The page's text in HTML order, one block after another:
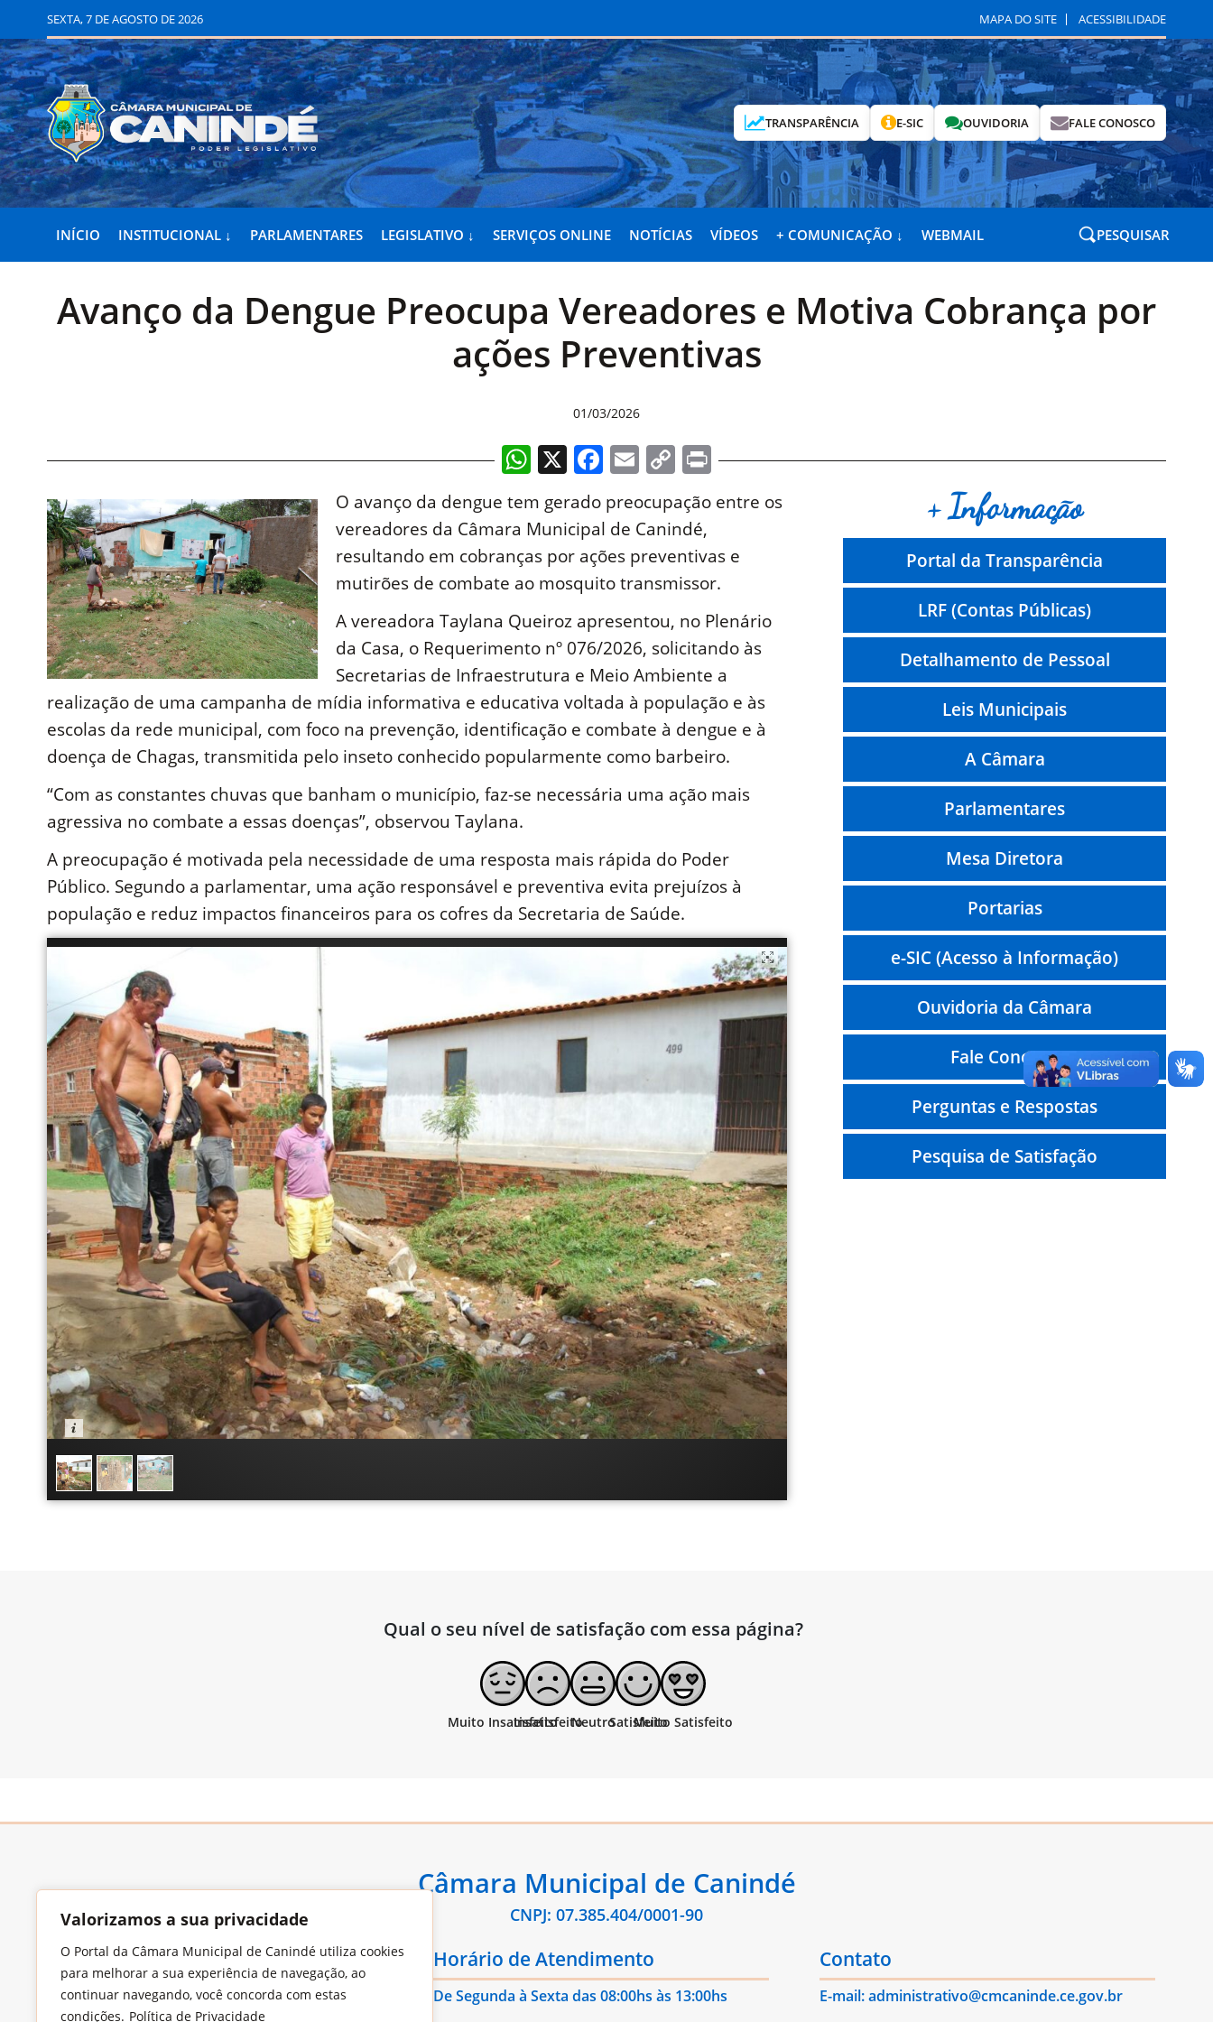
Valorizamos a sua privacidade
O Portal da Câmara Municipal de Canindé utiliza cookies
para melhorar a sua experiência de navegação, ao
continuar navegando, você concorda com estas
condições. Política de Privacidade
SEXTA, 7 DE AGOSTO DE 2026 MAPA DO SITE ACESSIBILIDADE
TRANSPARÊNCIA E-SIC OUVIDORIA FALE CONOSCO
INÍCIO INSTITUCIONAL ↓ PARLAMENTARES LEGISLATIVO ↓ SERVIÇOS ONLINE NOTÍCIAS VÍDEOS + COMUNICAÇÃO ↓ WEBMAIL PESQUISAR
Avanço da Dengue Preocupa Vereadores e Motiva Cobrança por
ações Preventivas
01/03/2026
WhatsApp
X Facebook
EmailCopy
Link
Print
O avanço da dengue tem gerado preocupação entre os
vereadores da Câmara Municipal de Canindé,
resultando em cobranças por ações preventivas e
mutirões de combate ao mosquito transmissor.
A vereadora Taylana Queiroz apresentou, no Plenário
da Casa, o Requerimento nº 076/2026, solicitando às
Secretarias de Infraestrutura e Meio Ambiente a
realização de uma campanha de mídia informativa e educativa voltada à população e às
escolas da rede municipal, com foco na prevenção, identificação e combate à dengue e à
doença de Chagas, transmitida pelo inseto conhecido popularmente como barbeiro.
“Com as constantes chuvas que banham o município, faz-se necessária uma ação mais
agressiva no combate a essas doenças”, observou Taylana.
A preocupação é motivada pela necessidade de uma resposta mais rápida do Poder
Público. Segundo a parlamentar, uma ação responsável e preventiva evita prejuízos à
população e reduz impactos financeiros para os cofres da Secretaria de Saúde.
+ Informação
Portal da Transparência
LRF (Contas Públicas)
Detalhamento de Pessoal
Leis Municipais
A Câmara
Parlamentares
Mesa Diretora
Portarias
e-SIC (Acesso à Informação)
Ouvidoria da Câmara
Fale Conosco
Perguntas e Respostas
Pesquisa de Satisfação
Qual o seu nível de satisfação com essa página?
Câmara Municipal de Canindé
CNPJ: 07.385.404/0001-90
Endereço
Largo Francisco Xavier de Medeiros, S/N,
Imaculada Conceição, CEP: 62.700-000 –
Horário de Atendimento
De Segunda à Sexta das 08:00hs às 13:00hs
Contato
E-mail: administrativo@cmcaninde.ce.gov.br